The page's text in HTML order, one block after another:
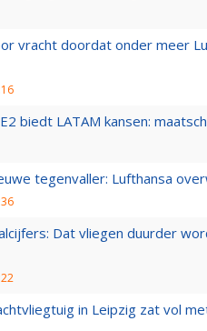
vracht doordat onder meer
biedt LATAM kansen:
tegenvaller: Lufthansa
Dat vliegen duurder
in Leipzig zat vol